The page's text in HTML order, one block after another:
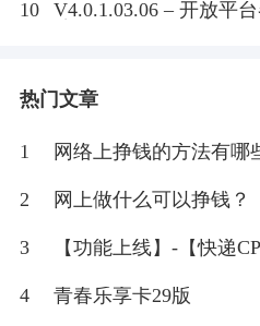
10
V4.0.1.03.06 – 开放平
热门文章
1 网络上挣钱的方法有哪
2 网上做什么可以挣钱？
3 【功能上线】-【快递
4 青春乐享卡29版